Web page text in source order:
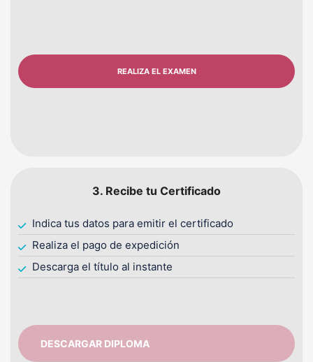
REALIZA EL EXAMEN
3. Recibe tu Certificado
Indica tus datos para emitir el certificado
Realiza el pago de expedición
Descarga el título al instante
DESCARGAR DIPLOMA